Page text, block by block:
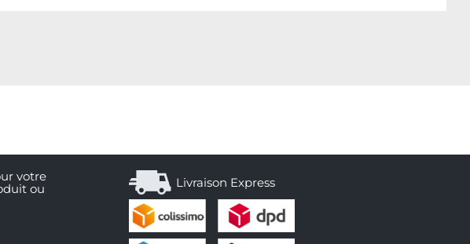
votre
ou
Livraison Express